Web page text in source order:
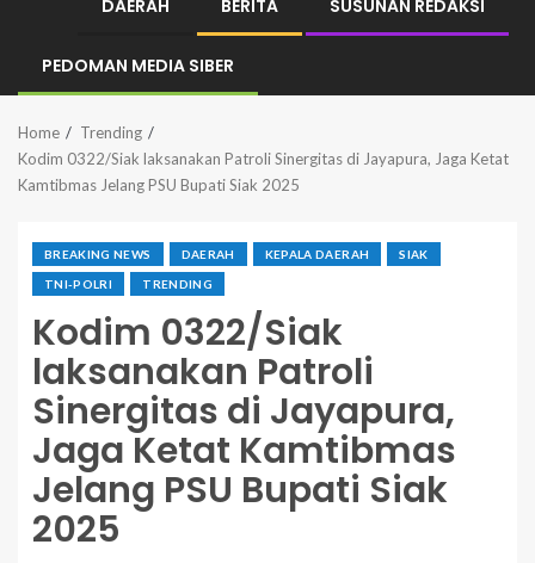
DAERAH BERITA SUSUNAN REDAKSI
PEDOMAN MEDIA SIBER
Home
Trending
Kodim 0322/Siak laksanakan Patroli Sinergitas di Jayapura, Jaga Ketat
Kamtibmas Jelang PSU Bupati Siak 2025
BREAKING NEWS DAERAH KEPALA DAERAH SIAK
TNI-POLRI TRENDING
Kodim 0322/Siak
laksanakan Patroli
Sinergitas di Jayapura,
Jaga Ketat Kamtibmas
Jelang PSU Bupati Siak
2025